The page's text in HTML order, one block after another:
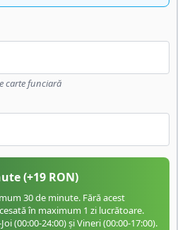
carte funciară
(+19 RON)
30 de minute. Fără acest
în maximum 1 zi lucrătoare.
(00:00-24:00) și Vineri (00:00-17:00).